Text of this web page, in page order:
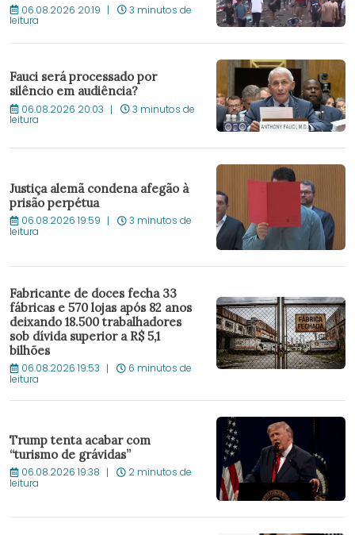
06.08.2026 20:19 3 minutos de
leitura
Fauci será processado por
silêncio em audiência?
06.08.2026 20:03 3 minutos de
leitura
Justiça alemã condena afegão à
prisão perpétua
06.08.2026 19:59 3 minutos de
leitura
Fabricante de doces fecha 33
fábricas e 570 lojas após 82 anos
deixando 18.500 trabalhadores
sob dívida superior a R$ 5,1
bilhões
06.08.2026 19:53 6 minutos de
leitura
Trump tenta acabar com
“turismo de grávidas”
06.08.2026 19:38 2 minutos de
leitura